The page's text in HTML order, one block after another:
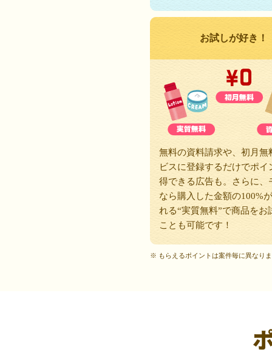
お試しが好き！
無料の資料請求や、初月無
ビスに登録するだけでポイ
得できる広告も。さらに、
なら購入した金額の100%
れる“実質無料”で商品をお
ことも可能です！
※ もらえるポイントは案件毎に異なり